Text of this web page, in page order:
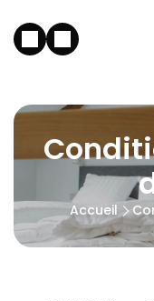
Accueil